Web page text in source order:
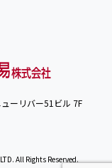
ーリバー51ビル 7F
All Rights Reserved.